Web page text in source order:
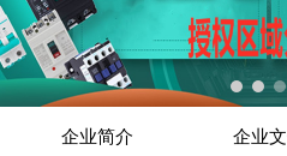
企业简介 企业